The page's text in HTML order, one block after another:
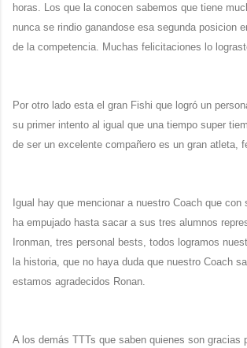
horas. Los que la conocen sabemos que tiene
nunca se rindio ganandose esa segunda posicion
de la competencia. Muchas felicitaciones lo
Por otro lado esta el gran Fishi que logró un
su primer intento al igual que una tiempo super
de ser un excelente compañero es un gran atleta,
Igual hay que mencionar a nuestro Coach que con
ha empujado hasta sacar a sus tres alumnos
Ironman, tres personal bests, todos logramos
la historia, que no haya duda que nuestro Coach
estamos agradecidos Ronan.
A los demás TTTs que saben quienes son gracias